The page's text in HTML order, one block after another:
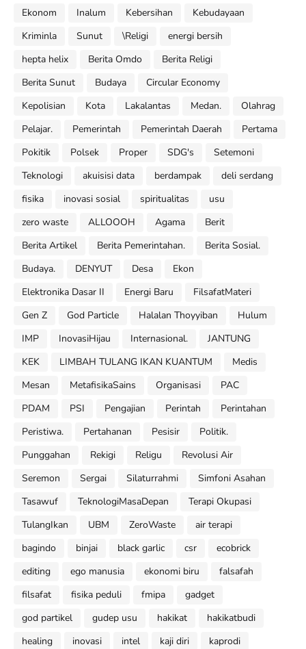
Ekonom
Inalum Kebersihan
Kebudayaan
Kriminla
Sunut \Religi
energi bersih
hepta helix
Berita Omdo
Berita Religi
Berita Sunut
Budaya
Circular Economy
Kepolisian
Kota Lakalantas Medan.
Olahrag
Pelajar.
Pemerintah Pemerintah Daerah
Pertama
Pokitik
Polsek Proper SDG's
Setemoni
Teknologi
akuisisi data berdampak
deli serdang
fisika
inovasi sosial spiritualitas
usu
zero waste
ALLOOOH Agama
Berit
Berita Artikel
Berita Pemerintahan.
Berita Sosial.
Budaya.
DENYUT Desa
Ekon
Elektronika Dasar II
Energi Baru
FilsafatMateri
Gen Z
God Particle Halalan Thoyyiban
Hulum
IMP
InovasiHijau Internasional.
JANTUNG
KEK
LIMBAH TULANG IKAN KUANTUM
Medis
Mesan
MetafisikaSains Organisasi
PAC
PDAM
PSI Pengajian Perintah
Perintahan
Peristiwa.
Pertahanan Pesisir
Politik.
Punggahan
Rekigi Religu
Revolusi Air
Seremon
Sergai Silaturrahmi
Simfoni Asahan
Tasawuf
TeknologiMasaDepan
Terapi Okupasi
TulangIkan
UBM ZeroWaste
air terapi
bagindo
binjai black garlic csr
ecobrick
editing
ego manusia ekonomi biru
falsafah
filsafat
fisika peduli fmipa
gadget
god partikel
gudep usu hakikat
hakikatbudi
healing
inovasi intel kaji diri
kaprodi